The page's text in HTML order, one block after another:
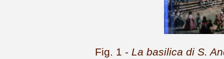
Fig. 1 - La basilica di S.